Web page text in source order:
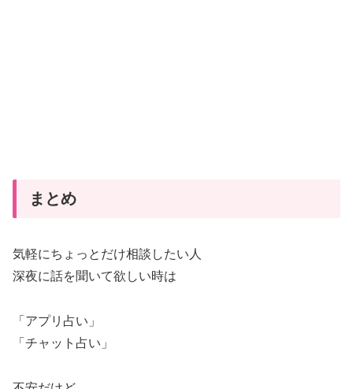
まとめ
気軽にちょっとだけ相談したい人
深夜に話を聞いて欲しい時は
「アプリ占い」
「チャット占い」